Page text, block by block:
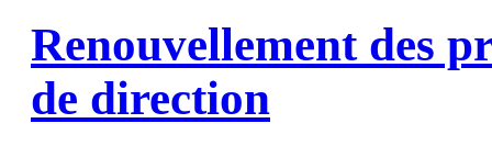
Renouvellement des
de direction